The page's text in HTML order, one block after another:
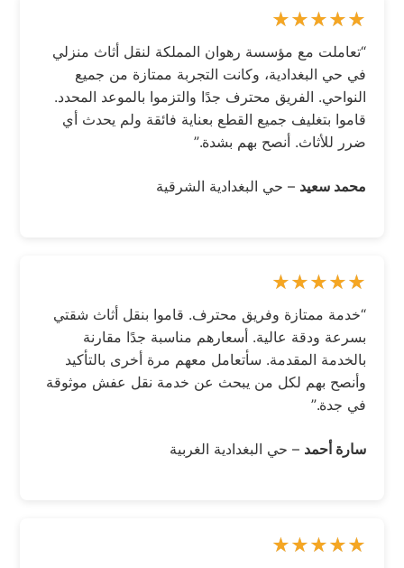
“تعاملت مع مؤسسة رهوان المملكة لنقل أثاث منزلي
في حي البغدادية، وكانت التجربة ممتازة من جميع
النواحي. الفريق محترف جدًا والتزموا بالموعد المحدد.
قاموا بتغليف جميع القطع بعناية فائقة ولم يحدث أي
ضرر للأثاث. أنصح بهم بشدة.”
محمد سعيد – حي البغدادية الشرقية
“خدمة ممتازة وفريق محترف. قاموا بنقل أثاث شقتي
بسرعة ودقة عالية. أسعارهم مناسبة جدًا مقارنة
بالخدمة المقدمة. سأتعامل معهم مرة أخرى بالتأكيد
وأنصح بهم لكل من يبحث عن خدمة نقل عفش موثوقة
في جدة.”
سارة أحمد – حي البغدادية الغربية